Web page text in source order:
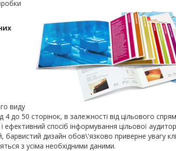
виду
4 до 50 сторінок, в залежності від цільового
спосіб інформування цільової
дизайн обов\'язково приверне увагу
з усіма необхідними даними.